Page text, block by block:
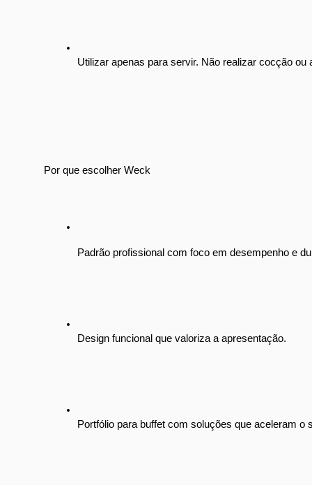
Utilizar apenas para servir. Não realizar cocção ou
Por que escolher Weck
Padrão profissional com foco em desempenho e
Design funcional que valoriza a apresentação.
Portfólio para buffet com soluções que aceleram o